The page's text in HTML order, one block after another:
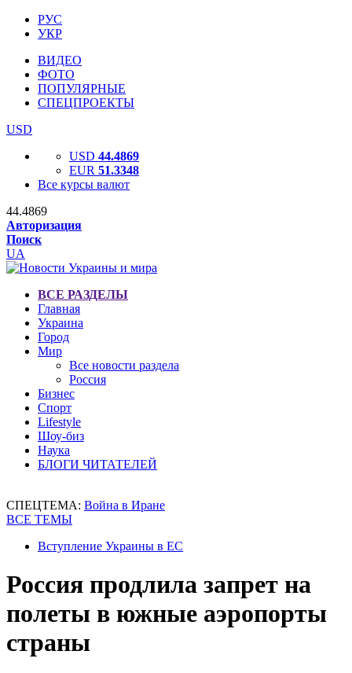
РУС
УКР
ВИДЕО
ФОТО
ПОПУЛЯРНЫЕ
СПЕЦПРОЕКТЫ
USD
USD 44.4869
EUR 51.3348
Все курсы валют
44.4869
Авторизация
Поиск
UA
ВСЕ РАЗДЕЛЫ
Главная
Украина
Город
Мир
Все новости раздела
Россия
Бизнес
Спорт
Lifestyle
Шоу-биз
Наука
БЛОГИ ЧИТАТЕЛЕЙ
СПЕЦТЕМА: Война в Иране
ВСЕ ТЕМЫ
Вступление Украины в ЕС
Россия продлила запрет на
полеты в южные аэропорты
страны